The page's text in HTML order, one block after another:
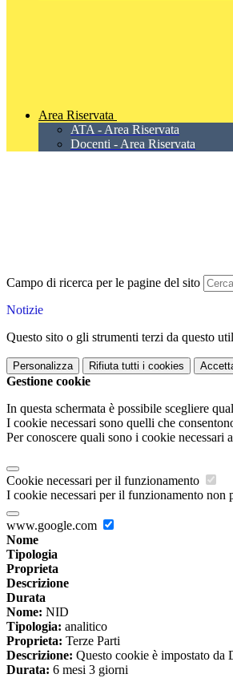
Area Riservata
ATA - Area Riservata
Docenti - Area Riservata
Campo di ricerca per le pagine del sito
Notizie
Questo sito o gli strumenti terzi da questo
Personalizza Rifiuta tutti i cookies
Gestione cookie
In questa schermata è possibile scegliere
I cookie necessari sono quelli che
Per conoscere quali sono i cookie necessari
Cookie necessari per il funzionamento
I cookie necessari per il funzionamento non
www.google.com
Nome
Tipologia
Proprieta
Descrizione
Durata
Nome: NID
Tipologia: analitico
Proprieta: Terze Parti
Descrizione: Questo cookie è impostato
Durata: 6 mesi 3 giorni